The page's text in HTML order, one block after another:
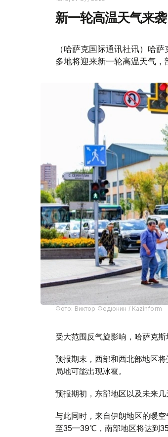
新一轮高温天气来
（哈萨克国际通讯社讯）哈
多地将迎来新一轮高温天气，
Фото: Виктор Федюнин / Kazinform
受大范围反气旋影响，哈萨克
预报期末，西部和西北部地区
局地可能出现冰雹。
预报期初，东部地区以及未来
与此同时，来自伊朗地区的暖
至35—39℃，南部地区将达到